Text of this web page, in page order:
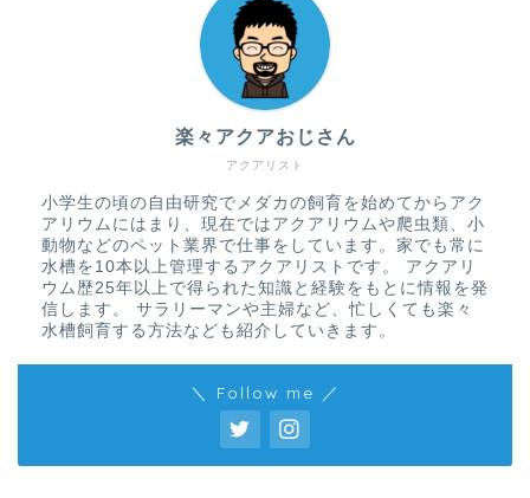
アクアリスト
楽々アクアおじさん
小学生の頃の自由研究でメダカの飼育を始めてからアク
アリウムにはまり、現在ではアクアリウムや爬虫類、小
動物などのペット業界で仕事をしています。家でも常に
水槽を10本以上管理するアクアリストです。 アクアリ
ウム歴25年以上で得られた知識と経験をもとに情報を発
信します。 サラリーマンや主婦など、忙しくても楽々
水槽飼育する方法なども紹介していきます。
＼ Follow me ／